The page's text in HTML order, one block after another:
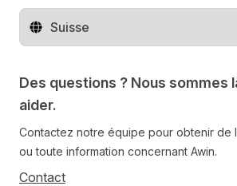
Changer de pays
Des questions ? Nous sommes
aider.
Contactez notre équipe pour obtenir de
ou toute information concernant Awin.
Contact